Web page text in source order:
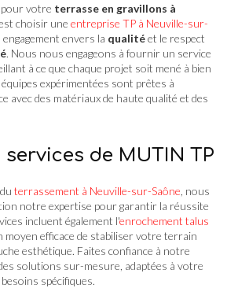
pour votre terrasse en gravillons à
choisir une entreprise TP à Neuville-sur-
envers la qualitéet le respect
. Nous nous engageons à fournir un service
à ce que chaque projet soit mené à bien
expérimentées sont prêtes à
avec des matériaux de haute qualité et des
de MUTIN TP
terrassement à Neuville-sur-Saône , nous
notre expertise pour garantir la réussite
incluent également l'enrochement talus
moyen efficace de stabiliser votre terrain
esthétique. Faites confiance à notre
solutions sur-mesure, adaptées à votre
spécifiques.